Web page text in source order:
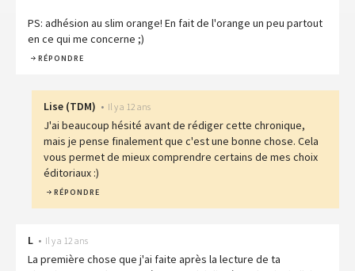
PS: adhésion au slim orange! En fait de l'orange un peu partout
en ce qui me concerne ;)
RÉPONDRE
Lise (TDM) • Il y a 12 ans
J'ai beaucoup hésité avant de rédiger cette chronique,
mais je pense finalement que c'est une bonne chose. Cela
vous permet de mieux comprendre certains de mes choix
éditoriaux :)
RÉPONDRE
L • Il y a 12 ans
La première chose que j'ai faite après la lecture de ta